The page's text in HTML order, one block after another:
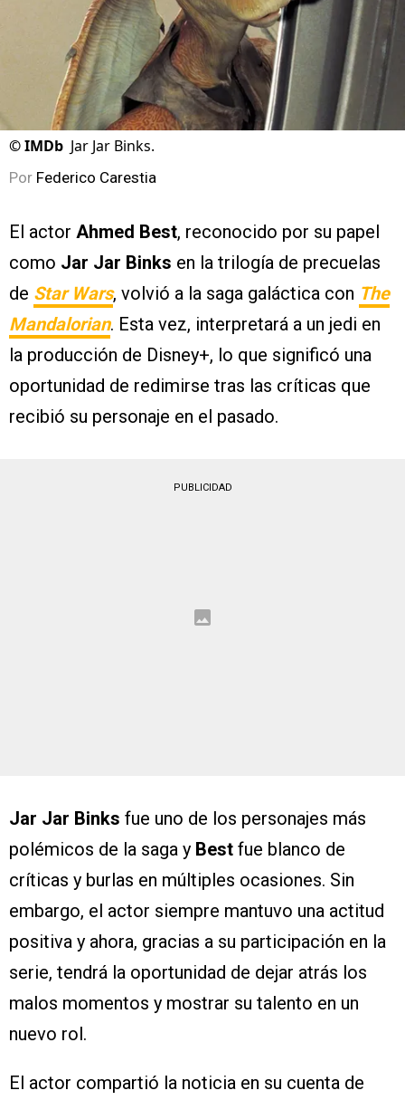
©IMDb Jar Jar Binks.
Por Federico Carestia
El actor Ahmed Best, reconocido por su papel
como Jar Jar Binks en la trilogía de precuelas
de Star Wars, volvió a la saga galáctica con The
Mandalorian. Esta vez, interpretará a un jedi en
la producción de Disney+, lo que significó una
oportunidad de redimirse tras las críticas que
recibió su personaje en el pasado.
PUBLICIDAD
Jar Jar Binks fue uno de los personajes más
polémicos de la saga y Best fue blanco de
críticas y burlas en múltiples ocasiones. Sin
embargo, el actor siempre mantuvo una actitud
positiva y ahora, gracias a su participación en la
serie, tendrá la oportunidad de dejar atrás los
malos momentos y mostrar su talento en un
nuevo rol.
El actor compartió la noticia en su cuenta de